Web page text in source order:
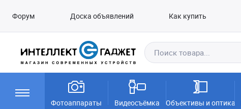
Форум Доска объявлений Как купить
Фотоаппараты Видеосъёмка Объективы и оптика